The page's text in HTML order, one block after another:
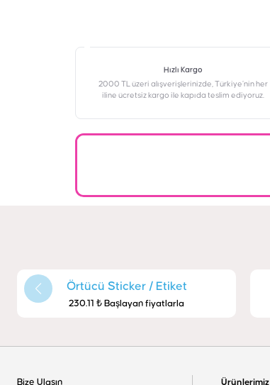
Hızlı Kargo
2000 TL üzeri alışverişlerinizde, Türkiye’nin her
iline ücretsiz kargo ile kapıda teslim ediyoruz.
Örtücü Sticker / Etiket
230.11 ₺ Başlayan fiyatlarla
Bize Ulaşın Ürünlerimiz